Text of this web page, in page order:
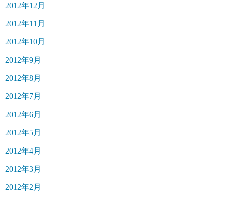
2012年12月
2012年11月
2012年10月
2012年9月
2012年8月
2012年7月
2012年6月
2012年5月
2012年4月
2012年3月
2012年2月